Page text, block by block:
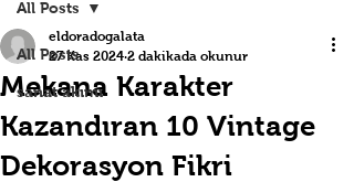
All Posts
sanat akımı
All Posts
Mekana Karakter
Kazandıran 10 Vintage
Dekorasyon Fikri
eldoradogalata
27 Kas 2024 2 dakikada okunur